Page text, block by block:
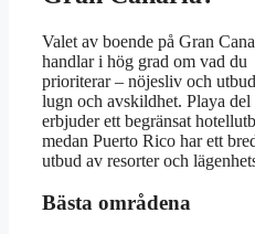
Valet av boende på Gran
handlar i hög grad om vad du
prioriterar – nöjesliv och
lugn och avskildhet. Playa del
erbjuder ett begränsat
medan Puerto Rico har ett
utbud av resorter och
Bästa områdena